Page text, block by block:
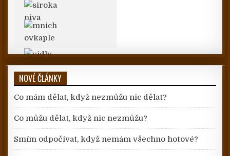
NOVÉ ČLÁNKY
Co mám dělat, když nezmůžu nic dělat?
Co můžu dělat, když nic nezmůžu?
Smím odpočívat, když nemám všechno hotové?